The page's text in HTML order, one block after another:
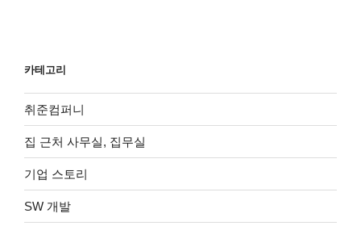
카테고리
취준컴퍼니
집 근처 사무실, 집무실
기업 스토리
SW 개발